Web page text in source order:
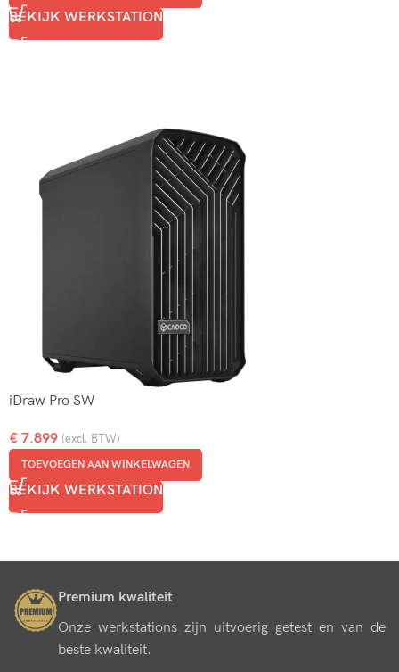
BEKIJK WERKSTATION
iDraw Pro SW
€ 7.899 (excl. BTW)
TOEVOEGEN AAN WINKELWAGEN
BEKIJK WERKSTATION
Premium kwaliteit
Onze werkstations zijn uitvoerig getest en van de
beste kwaliteit.